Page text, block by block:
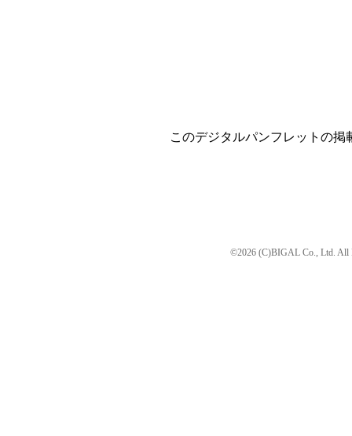
このデジタルパンフレットの掲
©2026 (C)BIGAL Co., Ltd. All